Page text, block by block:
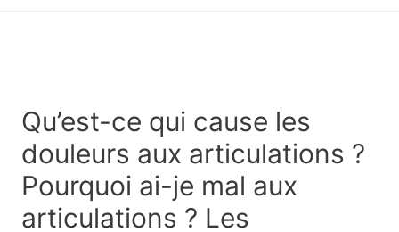
Qu’est-ce qui cause les
douleurs aux articulations ?
Pourquoi ai-je mal aux
articulations ? Les